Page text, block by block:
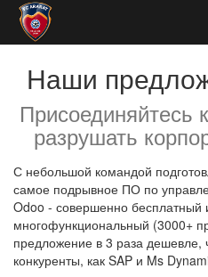
Наши
Присоединяйтесь
разрушать
С небольшой командой
самое подрывное ПО по
Odoo - совершенно бесплатный
многофункциональный (3000+
предложение в 3 раза
конкуренты, как SAP и Ms